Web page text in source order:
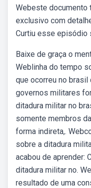
Webeste documento
exclusivo com
Curtiu esse episódio
Baixe de graça o
Weblinha do tempo
que ocorreu no
governos militares
ditadura militar no
somente membros
forma indireta,.
sobre a ditadura
acabou de aprender:
ditadura militar no.
resultado de uma